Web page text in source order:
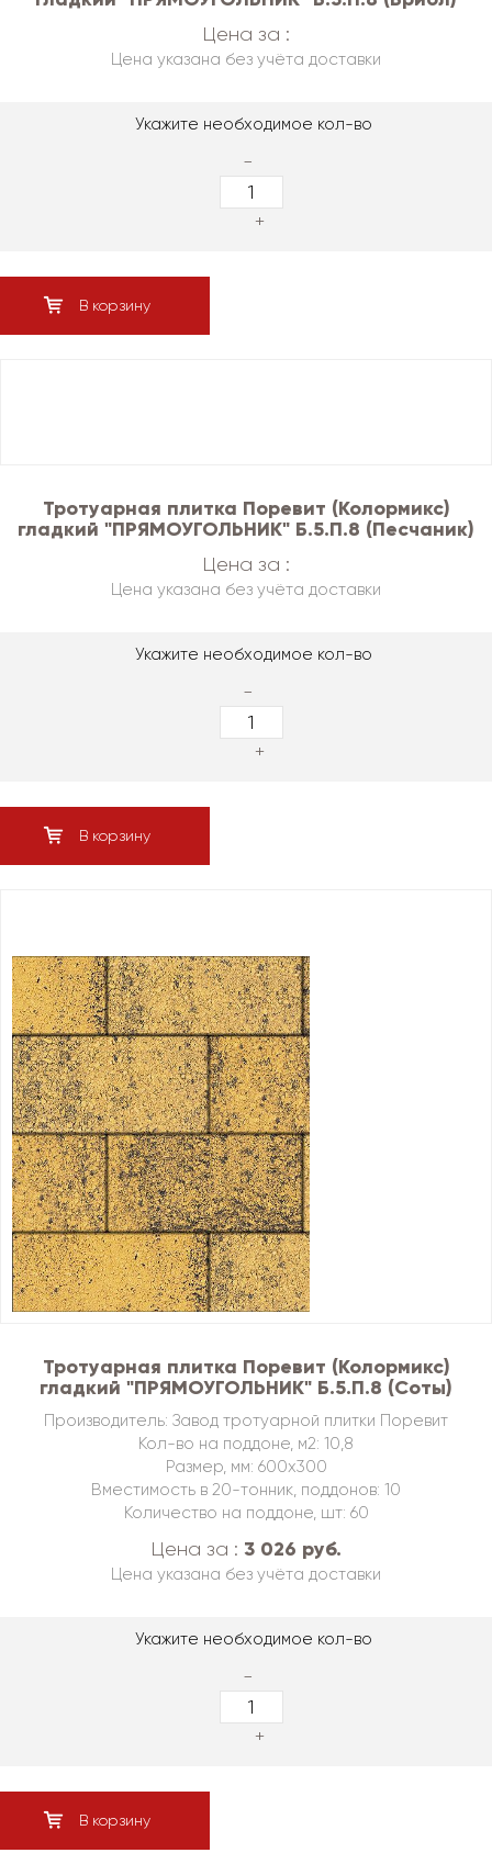
Цена за :
Цена указана без учёта доставки
Укажите необходимое кол-во
-
+
В корзину
Тротуарная плитка Поревит (Колормикс)
гладкий "ПРЯМОУГОЛЬНИК" Б.5.П.8 (Песчаник)
Цена за :
Цена указана без учёта доставки
Укажите необходимое кол-во
-
+
В корзину
Тротуарная плитка Поревит (Колормикс)
гладкий "ПРЯМОУГОЛЬНИК" Б.5.П.8 (Соты)
Производитель: Завод тротуарной плитки Поревит
Кол-во на поддоне, м2: 10,8
Размер, мм: 600х300
Вместимость в 20-тонник, поддонов: 10
Количество на поддоне, шт: 60
Цена за : 3 026 руб.
Цена указана без учёта доставки
Укажите необходимое кол-во
-
+
В корзину